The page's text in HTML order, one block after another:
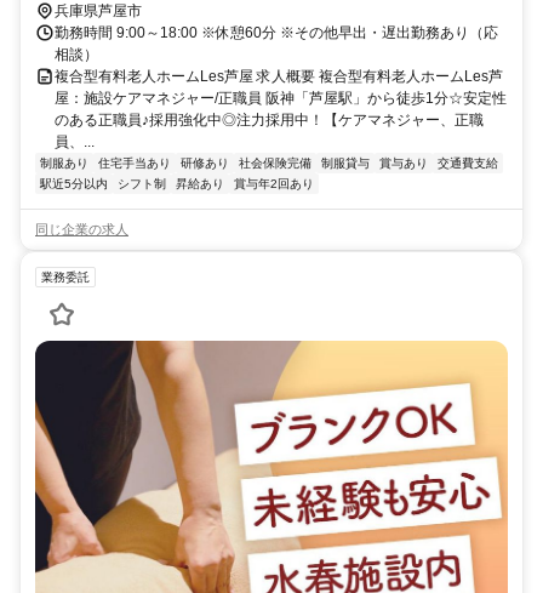
兵庫県芦屋市
勤務時間 9:00～18:00 ※休憩60分 ※その他早出・遅出勤務あり（応
相談）
複合型有料老人ホームLes芦屋 求人概要 複合型有料老人ホームLes芦
屋：施設ケアマネジャー/正職員 阪神「芦屋駅」から徒歩1分☆安定性
のある正職員♪採用強化中◎注力採用中！【ケアマネジャー、正職
員、...
制服あり 住宅手当あり 研修あり 社会保険完備 制服貸与 賞与あり
交通費支給
駅近5分以内
シフト制 昇給あり 賞与年2回あり
同じ企業の求人
業務委託